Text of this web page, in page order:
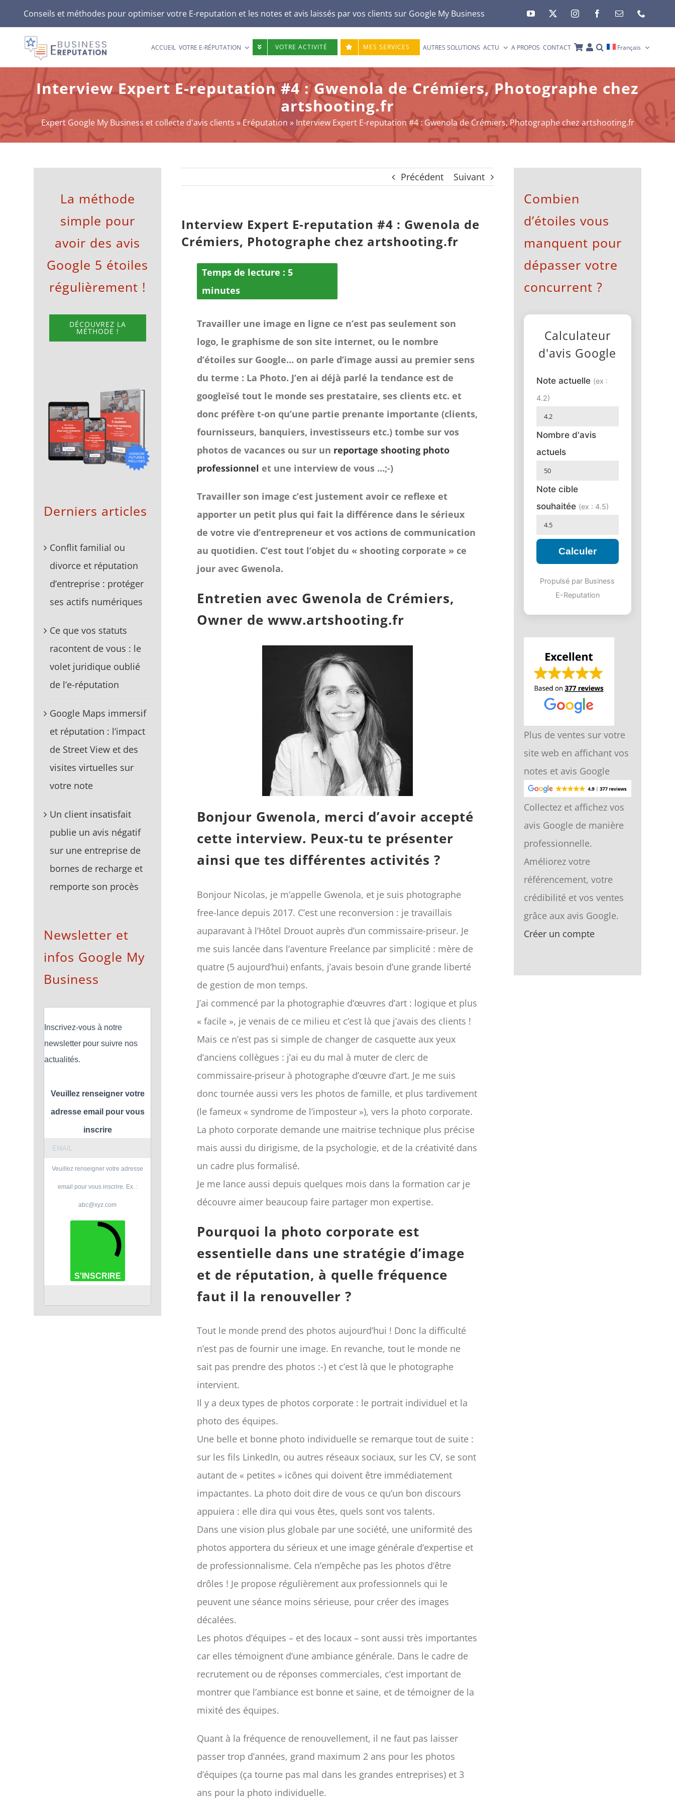
Passer
au
contenu
Conseils et méthodes pour optimiser votre E-reputation et les notes et avis laissés par vos clients sur Google My Business
ACCUEIL VOTRE E-RÉPUTATION VOTRE ACTIVITÉ MES SERVICES AUTRES SOLUTIONS ACTU A PROPOS CONTACT Français
Interview Expert E-reputation #4 : Gwenola de Crémiers, Photographe chez
artshooting.fr
Expert Google My Business et collecte d'avis clients »Eréputation » Interview Expert E-reputation #4 : Gwenola de Crémiers, Photographe chez artshooting.fr
Précédent Suivant
Interview Expert E-reputation #4 : Gwenola de
Crémiers, Photographe chez artshooting.fr
Temps de lecture : 5
minutes
Travailler une image en ligne ce n’est pas seulement son
logo, le graphisme de son site internet, ou le nombre
d’étoiles sur Google… on parle d’image aussi au premier sens
du terme : La Photo. J’en ai déjà parlé la tendance est de
googleïsé tout le monde ses prestataire, ses clients etc. et
donc préfère t-on qu’une partie prenante importante (clients,
fournisseurs, banquiers, investisseurs etc.) tombe sur vos
photos de vacances ou sur un reportage shooting photo
professionnel et une interview de vous …;-)
Travailler son image c’est justement avoir ce reflexe et
apporter un petit plus qui fait la différence dans le sérieux
de votre vie d’entrepreneur et vos actions de communication
au quotidien. C’est tout l’objet du « shooting corporate » ce
jour avec Gwenola.
Entretien avec Gwenola de Crémiers,
Owner dewww.artshooting.fr
Bonjour Gwenola, merci d’avoir accepté
cette interview. Peux-tu te présenter
ainsi que tes différentes activités ?
Bonjour Nicolas, je m’appelle Gwenola, et je suis photographe
free-lance depuis 2017. C’est une reconversion : je travaillais
auparavant à l’Hôtel Drouot auprès d’un commissaire-priseur. Je
me suis lancée dans l’aventure Freelance par simplicité : mère de
quatre (5 aujourd’hui) enfants, j’avais besoin d’une grande liberté
de gestion de mon temps.
J’ai commencé par la photographie d’œuvres d’art : logique et plus
« facile », je venais de ce milieu et c’est là que j’avais des clients !
Mais ce n’est pas si simple de changer de casquette aux yeux
d’anciens collègues : j’ai eu du mal à muter de clerc de
commissaire-priseur à photographe d’œuvre d’art. Je me suis
donc tournée aussi vers les photos de famille, et plus tardivement
(le fameux « syndrome de l’imposteur »), vers la photo corporate.
La photo corporate demande une maitrise technique plus précise
mais aussi du dirigisme, de la psychologie, et de la créativité dans
un cadre plus formalisé.
Je me lance aussi depuis quelques mois dans la formation car je
découvre aimer beaucoup faire partager mon expertise.
Pourquoi la photo corporate est
essentielle dans une stratégie d’image
et de réputation, à quelle fréquence
faut il la renouveller ?
Tout le monde prend des photos aujourd’hui ! Donc la difficulté
n’est pas de fournir une image. En revanche, tout le monde ne
sait pas prendre des photos :-) et c’est là que le photographe
intervient.
Il y a deux types de photos corporate : le portrait individuel et la
photo des équipes.
Une belle et bonne photo individuelle se remarque tout de suite :
sur les fils LinkedIn, ou autres réseaux sociaux, sur les CV, se sont
autant de « petites » icônes qui doivent être immédiatement
impactantes. La photo doit dire de vous ce qu’un bon discours
appuiera : elle dira qui vous êtes, quels sont vos talents.
Dans une vision plus globale par une société, une uniformité des
photos apportera du sérieux et une image générale d’expertise et
de professionnalisme. Cela n’empêche pas les photos d’être
drôles ! Je propose régulièrement aux professionnels qui le
peuvent une séance moins sérieuse, pour créer des images
décalées.
Les photos d’équipes – et des locaux – sont aussi très importantes
car elles témoignent d’une ambiance générale. Dans le cadre de
recrutement ou de réponses commerciales, c’est important de
montrer que l’ambiance est bonne et saine, et de témoigner de la
mixité des équipes.
Quant à la fréquence de renouvellement, il ne faut pas laisser
passer trop d’années, grand maximum 2 ans pour les photos
d’équipes (ça tourne pas mal dans les grandes entreprises) et 3
ans pour la photo individuelle.
La méthode
simple pour
avoir des avis
Google 5 étoiles
régulièrement !
DÉCOUVREZ LA
MÉTHODE !
Derniers articles
Conflit familial ou
divorce et réputation
d’entreprise : protéger
ses actifs numériques
Ce que vos statuts
racontent de vous : le
volet juridique oublié
de l’e-réputation
Google Maps immersif
et réputation : l’impact
de Street View et des
visites virtuelles sur
votre note
Un client insatisfait
publie un avis négatif
sur une entreprise de
bornes de recharge et
remporte son procès
Newsletter et
infos Google My
Business
Inscrivez-vous à notre
newsletter pour suivre nos
actualités.
Veuillez renseigner votre
adresse email pour vous
inscrire
Veuillez renseigner votre adresse
email pour vous inscrire. Ex. :
abc@xyz.com
S'INSCRIRE
Combien
d’étoiles vous
manquent pour
dépasser votre
concurrent ?
Calculateur
d'avis Google
Note actuelle (ex :
4.2)
Nombre d'avis
actuels
Note cible
souhaitée (ex : 4.5)
Calculer
Propulsé par Business
E-Reputation
Plus de ventes sur votre
site web en affichant vos
notes et avis Google
Collectez et affichez vos
avis Google de manière
professionnelle.
Améliorez votre
référencement, votre
crédibilité et vos ventes
grâce aux avis Google.
Créer un compte